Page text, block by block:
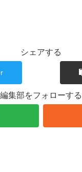
シェアする
編集部をフォローする